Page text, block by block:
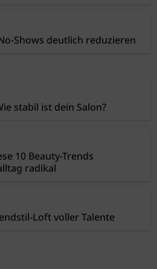
Shows deutlich reduzieren
stabil ist dein Salon?
10 Beauty-Trends
radikal
Loft voller Talente